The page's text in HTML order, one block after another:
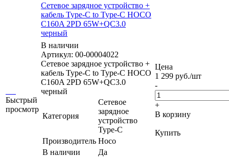
Быстрый
просмотр
Сетевое зарядное устройство +
кабель Type-C to Type-C HOCO
C160A 2PD 65W+QC3.0
черный
В наличии
Артикул: 00-00004022
Сетевое зарядное устройство +
кабель Type-C to Type-C HOCO
C160A 2PD 65W+QC3.0
черный
Категория
Сетевое
зарядное
устройство
Type-C
Производитель Hoco
В наличии
Да
Цена
1 299 руб./шт
-
+
В корзину
Купить